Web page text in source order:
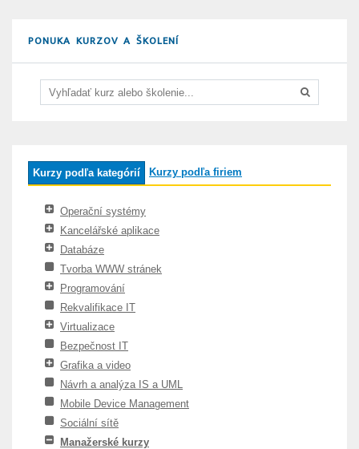
PONUKA KURZOV A ŠKOLENÍ
Kurzy podľa kategórií Kurzy podľa firiem
Operační systémy
Kancelářské aplikace
Databáze
Tvorba WWW stránek
Programování
Rekvalifikace IT
Virtualizace
Bezpečnost IT
Grafika a video
Návrh a analýza IS a UML
Mobile Device Management
Sociální sítě
Manažerské kurzy